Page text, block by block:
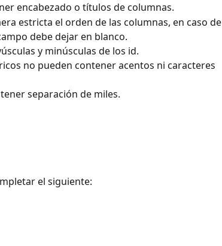
encabezado o títulos de columnas.
estricta el orden de las columnas, en caso de
debe dejar en blanco.
y minúsculas de los id.
no pueden contener acentos ni caracteres
separación de miles.
el siguiente: